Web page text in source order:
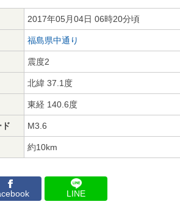
2017年05月04日 06時20分頃
福島県中通り
震度2
北緯 37.1度
東経 140.6度
M3.6
約10km
LINE